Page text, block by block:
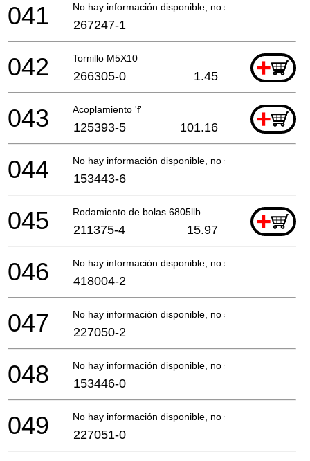
No hay información disponible, no se puede pedir
041 267247-1
Tornillo M5X10 +
042 266305-0 1.45
Acoplamiento 'f' +
043 125393-5 101.16
No hay información disponible, no se puede pedir
044 153443-6
Rodamiento de bolas 6805llb +
045 211375-4 15.97
No hay información disponible, no se puede pedir
046 418004-2
No hay información disponible, no se puede pedir
047 227050-2
No hay información disponible, no se puede pedir
048 153446-0
No hay información disponible, no se puede pedir
049 227051-0